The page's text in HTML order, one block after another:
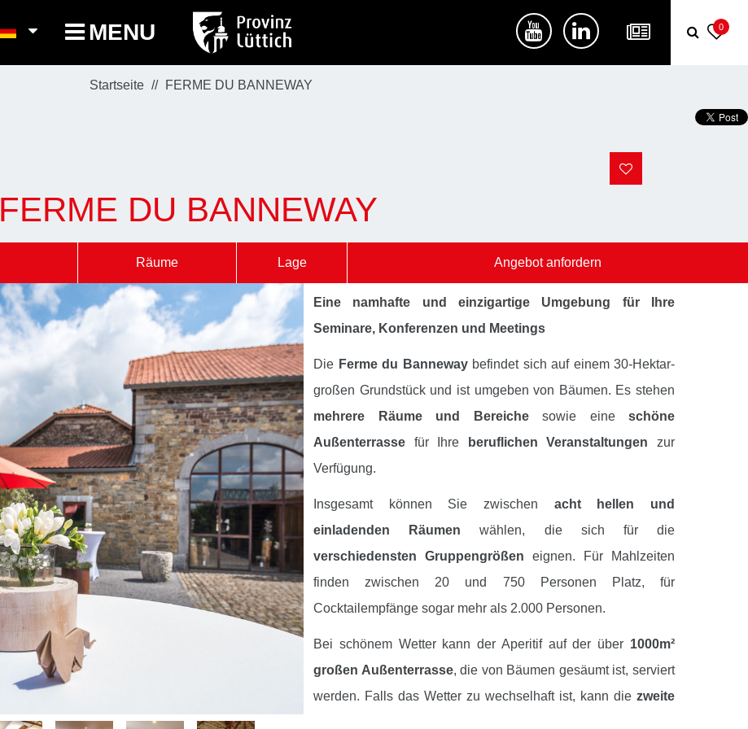
MENU 0
Startseite FERME DU BANNEWAY
FERME DU BANNEWAY
Räume Lage Angebot anfordern
Eine namhafte und einzigartige Umgebung für Ihre
Seminare, Konferenzen und Meetings
Die Ferme du Bannewaybefindet sich auf einem 30-Hektar-
großen Grundstück und ist umgeben von Bäumen. Es stehen
mehrere Räume und Bereichesowie eine schöne
Außenterrasse für Ihre beruflichen Veranstaltungen zur
Verfügung.
Insgesamt können Sie zwischen acht hellen und
einladenden Räumen wählen, die sich für die
verschiedensten Gruppengrößen eignen. Für Mahlzeiten
finden zwischen 20 und 750 Personen Platz, für
Cocktailempfänge sogar mehr als 2.000 Personen.
Bei schönem Wetter kann der Aperitif auf der über 1000m²
großen Außenterrasse, die von Bäumen gesäumt ist, serviert
werden. Falls das Wetter zu wechselhaft ist, kann die zweite